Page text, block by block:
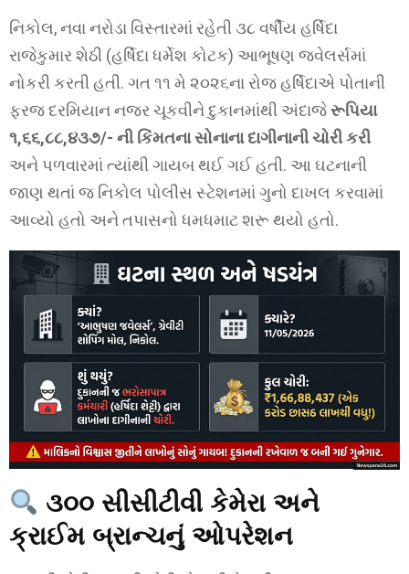
નિકોલ, નવા નરોડા વિસ્તારમાં રહેતી ૩૮ વર્ષીય હર્ષિદા
રાજેકુમાર શેઠી (હર્ષિદા ધર્મેશ કોટક) આભૂષણ જ્વેલર્સમાં
નોકરી કરતી હતી. ગત ૧૧ મે ૨૦૨૬ના રોજ હર્ષિદાએ પોતાની
ફરજ દરમિયાન નજર ચૂકવીને દુકાનમાંથી અંદાજેરૂપિયા
૧,૬૬,૮૮,૪૩૭/- ની કિંમતના સોનાના દાગીનાની ચોરી કરી
અને પળવારમાં ત્યાંથી ગાયબ થઈ ગઈ હતી. આ ઘટનાની
જાણ થતાં જ નિકોલ પોલીસ સ્ટેશનમાં ગુનો દાખલ કરવામાં
આવ્યો હતો અને તપાસનો ધમધમાટ શરૂ થયો હતો.
૩૦૦ સીસીટીવી કેમેરા અને
ક્રાઈમ બ્રાન્ચનું ઓપરેશન